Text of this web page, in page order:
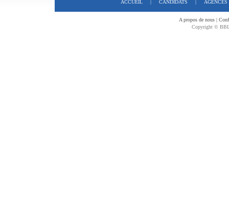
ACCUEIL| CANDIDATS | AGENCES
A propos de nous |
Copyright ©